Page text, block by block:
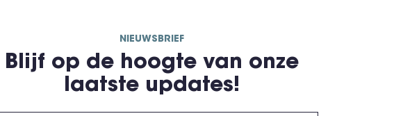
NIEUWSBRIEF
Blijf op de hoogte van onze
laatste updates!